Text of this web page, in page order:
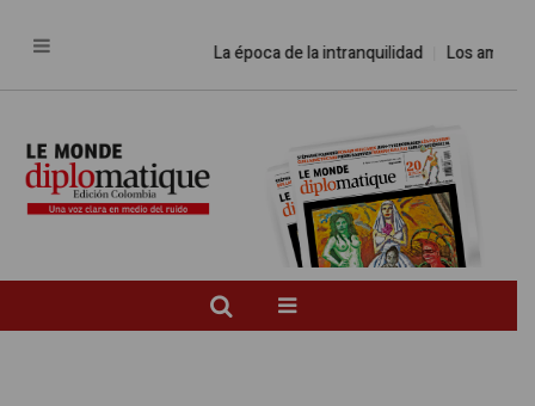
La época de la intranquilidad Los amos